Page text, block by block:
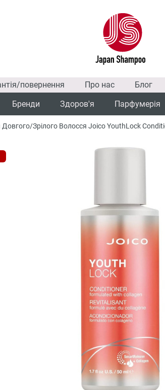
повернення Про нас Блог
Бренди Здоров'я Парфумерія
Зрілого Волосся Joico YouthLock